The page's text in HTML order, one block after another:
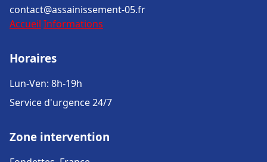
contact@assainissement-05.fr
Accueil Informations
Horaires
Lun-Ven: 8h-19h
Service d'urgence 24/7
Zone intervention